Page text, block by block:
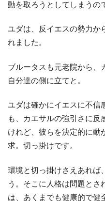
動を取ろうとしてしまうの
ユダは、反イエスの勢力か
れました。
ブルータスも元老院から、
自分達の側に立てと。
ユダは確かにイエスに不信
も、カエサルの強引さに反
けれど、彼らを決定的に動
求。切っ掛けです。
環境と切っ掛けさえあれば
う。そこに人格は問題とさ
は、あくまでも健康的で健